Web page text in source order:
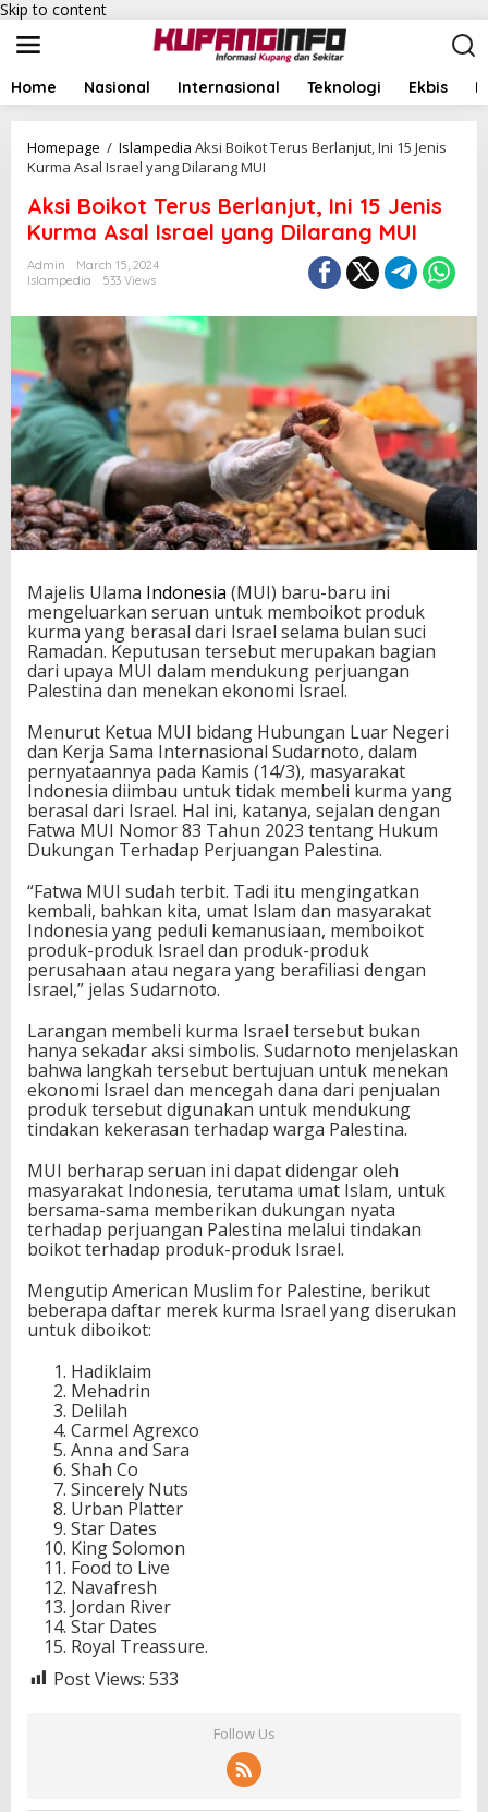
Skip to content
Home Nasional Internasional Teknologi Ekbis
Homepage / Islampedia Aksi Boikot Terus Berlanjut, Ini 15 Jenis
Kurma Asal Israel yang Dilarang MUI
Aksi Boikot Terus Berlanjut, Ini 15 Jenis
Kurma Asal Israel yang Dilarang MUI
Admin
March 15, 2024
Islampedia
533 Views
Majelis Ulama Indonesia (MUI) baru-baru ini
mengeluarkan seruan untuk memboikot produk
kurma yang berasal dari Israel selama bulan suci
Ramadan. Keputusan tersebut merupakan bagian
dari upaya MUI dalam mendukung perjuangan
Palestina dan menekan ekonomi Israel.
Menurut Ketua MUI bidang Hubungan Luar Negeri
dan Kerja Sama Internasional Sudarnoto, dalam
pernyataannya pada Kamis (14/3), masyarakat
Indonesia diimbau untuk tidak membeli kurma yang
berasal dari Israel. Hal ini, katanya, sejalan dengan
Fatwa MUI Nomor 83 Tahun 2023 tentang Hukum
Dukungan Terhadap Perjuangan Palestina.
“Fatwa MUI sudah terbit. Tadi itu mengingatkan
kembali, bahkan kita, umat Islam dan masyarakat
Indonesia yang peduli kemanusiaan, memboikot
produk-produk Israel dan produk-produk
perusahaan atau negara yang berafiliasi dengan
Israel,” jelas Sudarnoto.
Larangan membeli kurma Israel tersebut bukan
hanya sekadar aksi simbolis. Sudarnoto menjelaskan
bahwa langkah tersebut bertujuan untuk menekan
ekonomi Israel dan mencegah dana dari penjualan
produk tersebut digunakan untuk mendukung
tindakan kekerasan terhadap warga Palestina.
MUI berharap seruan ini dapat didengar oleh
masyarakat Indonesia, terutama umat Islam, untuk
bersama-sama memberikan dukungan nyata
terhadap perjuangan Palestina melalui tindakan
boikot terhadap produk-produk Israel.
Mengutip American Muslim for Palestine, berikut
beberapa daftar merek kurma Israel yang diserukan
untuk diboikot:
Hadiklaim
Mehadrin
Delilah
Carmel Agrexco
Anna and Sara
Shah Co
Sincerely Nuts
Urban Platter
Star Dates
King Solomon
Food to Live
Navafresh
Jordan River
Star Dates
Royal Treassure.
Post Views: 533
Follow Us